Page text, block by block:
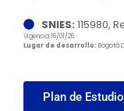
SNIES: 115980,
Vigencia 16/01/26.
Lugar de desarrollo: Bogotá
Plan de